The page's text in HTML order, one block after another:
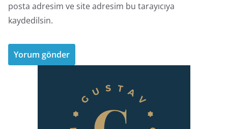
posta adresim ve site adresim bu tarayıcıya
kaydedilsin.